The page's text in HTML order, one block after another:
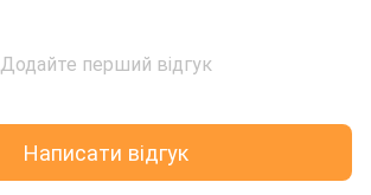
Додайте перший відгук
Написати відгук